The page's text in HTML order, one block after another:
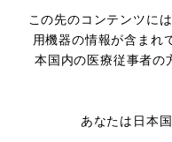
第三者への譲渡
してはならない
会員のログイン
第三者の不正使
この先のコンテンツに
用機器の情報が含まれ
本国内の医療従事者の
あなたは日本